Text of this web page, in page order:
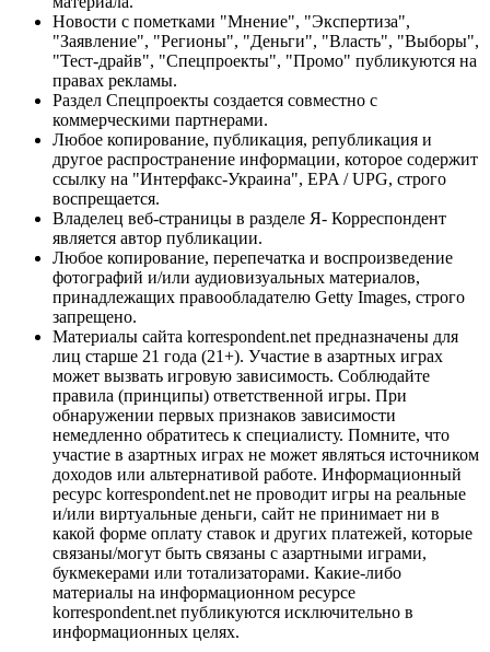
Новости с пометками "Мнение", "Экспертиза",
"Заявление", "Регионы", "Деньги", "Власть", "Выборы",
"Тест-драйв", "Спецпроекты", "Промо" публикуются на
правах рекламы.
Раздел Спецпроекты создается совместно с
коммерческими партнерами.
Любое копирование, публикация, републикация и
другое распространение информации, которое содержит
ссылку на "Интерфакс-Украина", EPA / UPG, строго
воспрещается.
Владелец веб-страницы в разделе Я- Корреспондент
является автор публикации.
Любое копирование, перепечатка и воспроизведение
фотографий и/или аудиовизуальных материалов,
принадлежащих правообладателю Getty Images, строго
запрещено.
Материалы сайта korrespondent.net предназначены для
лиц старше 21 года (21+). Участие в азартных играх
может вызвать игровую зависимость. Соблюдайте
правила (принципы) ответственной игры. При
обнаружении первых признаков зависимости
немедленно обратитесь к специалисту. Помните, что
участие в азартных играх не может являться источником
доходов или альтернативой работе. Информационный
ресурс korrespondent.net не проводит игры на реальные
и/или виртуальные деньги, сайт не принимает ни в
какой форме оплату ставок и других платежей, которые
связаны/могут быть связаны с азартными играми,
букмекерами или тотализаторами. Какие-либо
материалы на информационном ресурсе
korrespondent.net публикуются исключительно в
информационных целях.